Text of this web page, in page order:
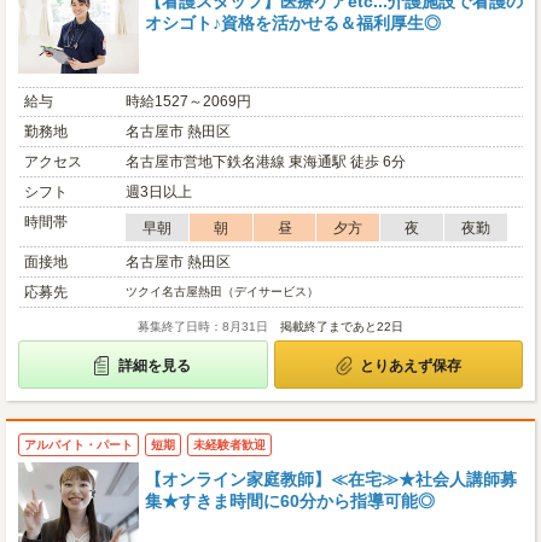
オシゴト♪資格を活かせる＆福利厚生◎
給与
時給1527～2069円
勤務地
名古屋市 熱田区
アクセス
名古屋市営地下鉄名港線 東海通駅 徒歩 6分
シフト
週3日以上
時間帯
早朝 朝 昼 夕方 夜
夜勤
面接地
名古屋市 熱田区
応募先
ツクイ名古屋熱田（デイサービス）
募集終了日時：8月31日 掲載終了まであと22日
詳細を見る とりあえず保存
アルバイト・パート 短期 未経験者歓迎
【オンライン家庭教師】≪在宅≫★社会人講師募
集★すきま時間に60分から指導可能◎